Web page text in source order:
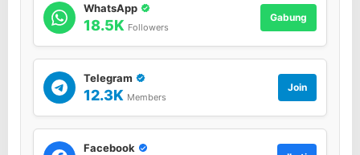
K
o
p
i
K
p
n
WhatsApp
18.5K Followers
Gabung
Telegram
12.3K Members
Join
Facebook